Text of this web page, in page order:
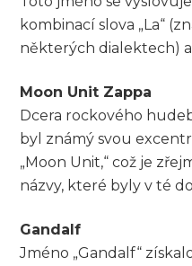
kombinací slova „La“
některých dialektech) a
Moon Unit Zappa
Dcera rockového
byl známý svou
„Moon Unit,“ což je
názvy, které byly v té
Gandalf
Jméno „Gandalf“